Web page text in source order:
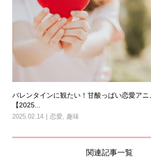
バレンタインに観たい！甘酸っぱい恋愛アニ
【2025...
2025.02.14 恋愛 趣味
関連記事一覧